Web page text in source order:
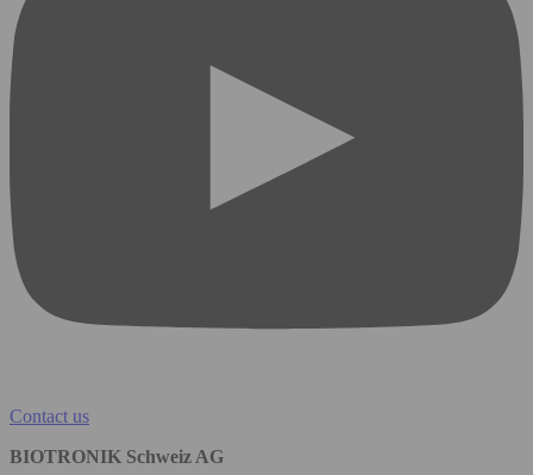
Contact us
BIOTRONIK Schweiz AG